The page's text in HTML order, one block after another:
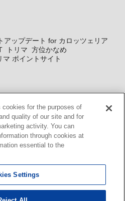
アップデート for カロッツェリア
トリマ 方位かなめ
マ ポイントサイト
ビス WEBサイト・システム向け地
発キット MapFan DB 住所確認
リマ広告 Geo-Research
for the purposes of
quality of our site and for
activity. You can
through cookies at
essential to the
Settings